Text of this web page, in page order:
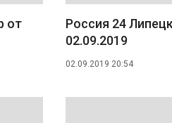
от
Россия 24
02.09.2019
02.09.2019 20:54